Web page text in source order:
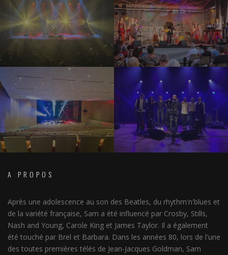
A PROPOS
Après une adolescence au son des Beatles, du rhythm'n'blues et
de la variété française, Sam a été influencé par Crosby, Stills,
Nash and Young, Carole King et James Taylor. Il a également
été touché par Brel et Barbara. Dans les années 80, lors de l'une
des toutes premières télés de Jean-Jacques Goldman, Sam